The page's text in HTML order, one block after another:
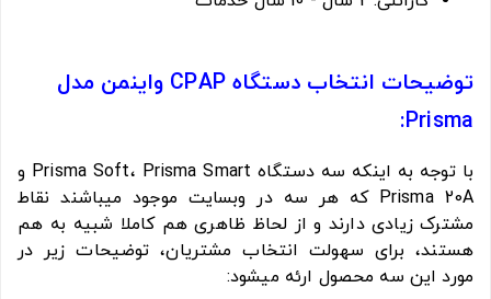
توضیحات انتخاب دستگاه CPAP واینمن مدل
Prisma:
با توجه به اینکه سه دستگاه Prisma Soft، Prisma Smart و
Prisma 20A که هر سه در وبسایت موجود میباشند نقاط
مشترک زیادی دارند و از لحاظ ظاهری هم کاملا شبیه به هم
هستند، برای سهولت انتخاب مشتریان، توضیحات زیر در
مورد این سه محصول ارئه میشود: